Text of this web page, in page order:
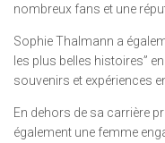
nombreux fans et une
Sophie Thalmann a
les plus belles histoires”
souvenirs et expériences
En dehors de sa carrière
également une femme